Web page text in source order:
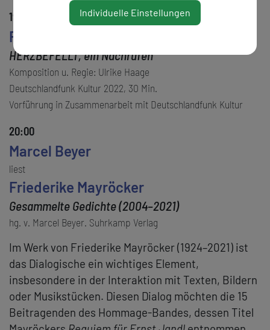
19:15
Frieda Paris
HERZBEFELLT, ein Nachrufen
Komposition u. Regie: Ulrike Haage
Deutschlandfunk Kultur 2022, 30 Min.
Vorführung in Zusammenarbeit mit Deutschlandfunk Kultur
20:00
Marcel Beyer
liest
Friederike Mayröcker
Gesammelte Gedichte (2004–2021)
hg. v. Marcel Beyer. Suhrkamp Verlag
Im Werk von Friederike Mayröcker (1924–2021) ist
das Dialogische ein wichtiges Element,
insbesondere in der Interaktion mit Texten, Bildern
oder Musikstücken. Diesen Dialog möchten die 15
Beitragenden des Hommage-Bandes, dessen Titel
Individuelle Einstellungen